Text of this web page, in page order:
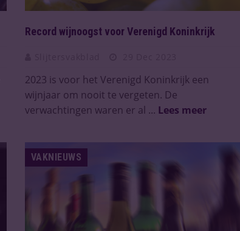
Record wijnoogst voor Verenigd Koninkrijk
2023 is voor het Verenigd Koninkrijk een
wijnjaar om nooit te vergeten. De
verwachtingen waren er al ... Lees meer
VAKNIEUWS